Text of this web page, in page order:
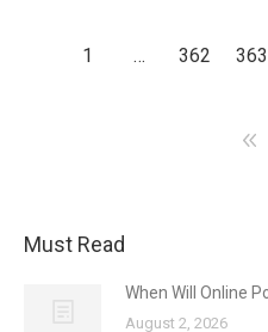
1 … 362 363
Must Read
When Will Online
August 2, 2026